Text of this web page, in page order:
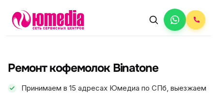
Ремонт кофемолок Binatone
Принимаем в 15 адресах Юмедиа по СПб, выезжаем
ФИКС ЦЕНА
АВТОРИЗОВАННЫЙ СЕРВИС